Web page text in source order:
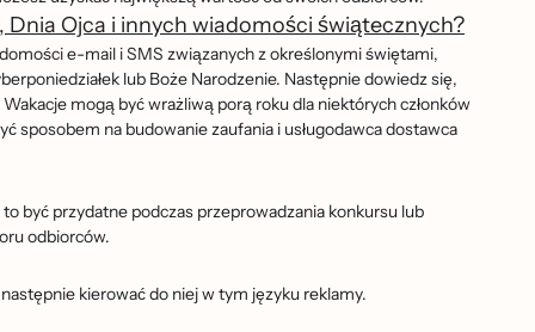
Ojca i innych wiadomości świątecznych?
e-mail i SMS związanych z określonymi świętami,
lub Boże Narodzenie. Następnie dowiedz się,
mogą być wrażliwą porą roku dla niektórych członków
sposobem na budowanie zaufania i usługodawca dostawca
być przydatne podczas przeprowadzania konkursu lub
odbiorców.
kierować do niej w tym języku reklamy.